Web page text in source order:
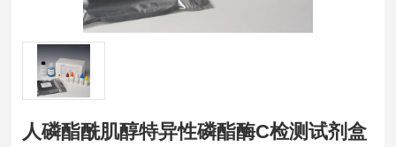
人磷酯酰肌醇特异性磷酯酶C检测试剂盒